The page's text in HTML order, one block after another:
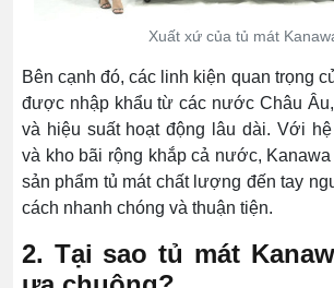
Xuất xứ của tủ mát
Bên cạnh đó, các linh kiện quan trọng
được nhập khẩu từ các nước Châu
và hiệu suất hoạt động lâu dài. Với
và kho bãi rộng khắp cả nước,
sản phẩm tủ mát chất lượng đến tay
cách nhanh chóng và thuận tiện.
2. Tại sao tủ mát